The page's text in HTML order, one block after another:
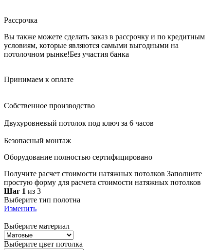
Рассрочка
Вы также можете сделать заказ в рассрочку и по кредитным
условиям, которые являются самыми выгодными на
потолочном рынке!Без участия банка
Принимаем к оплате
Собственное производство
Двухуровневый потолок под ключ за 6 часов
Безопасный монтаж
Оборудование полностью сертифицировано
Получите расчет стоимости натяжных потолков Заполните
простую форму для расчета стоимости натяжных потолков
Шаг 1 из 3
Выберите тип полотна
Изменить
Выберите материал
Выберите цвет потолка